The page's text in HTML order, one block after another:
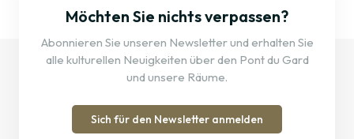
Möchten Sie nichts verpassen?
Abonnieren Sie unseren Newsletter und erhalten Sie
alle kulturellen Neuigkeiten über den Pont du Gard
und unsere Räume.
Sich für den Newsletter anmelden